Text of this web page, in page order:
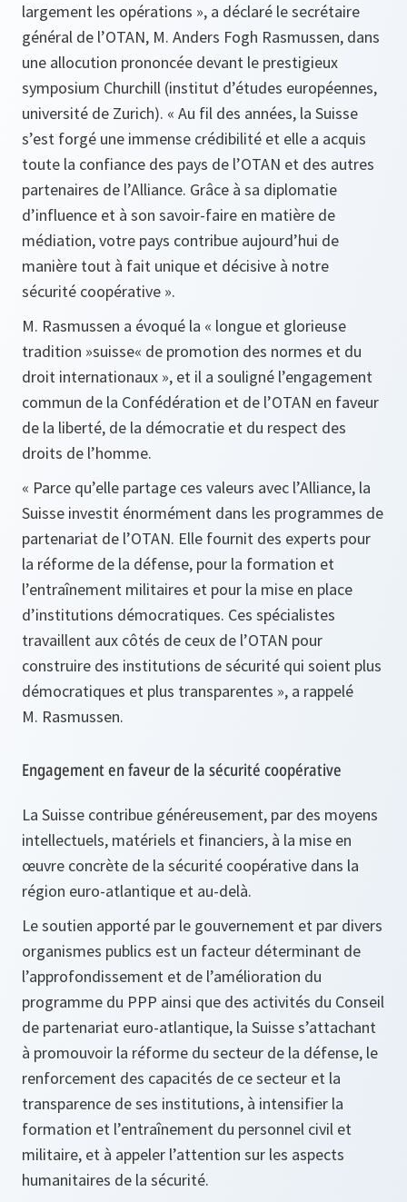
largement les opérations », a déclaré le secrétaire
général de l’OTAN, M. Anders Fogh Rasmussen, dans
une allocution prononcée devant le prestigieux
symposium Churchill (institut d’études européennes,
université de Zurich). « Au fil des années, la Suisse
s’est forgé une immense crédibilité et elle a acquis
toute la confiance des pays de l’OTAN et des autres
partenaires de l’Alliance. Grâce à sa diplomatie
d’influence et à son savoir-faire en matière de
médiation, votre pays contribue aujourd’hui de
manière tout à fait unique et décisive à notre
sécurité coopérative ».
M. Rasmussen a évoqué la « longue et glorieuse
tradition »suisse« de promotion des normes et du
droit internationaux », et il a souligné l’engagement
commun de la Confédération et de l’OTAN en faveur
de la liberté, de la démocratie et du respect des
droits de l’homme.
« Parce qu’elle partage ces valeurs avec l’Alliance, la
Suisse investit énormément dans les programmes de
partenariat de l’OTAN. Elle fournit des experts pour
la réforme de la défense, pour la formation et
l’entraînement militaires et pour la mise en place
d’institutions démocratiques. Ces spécialistes
travaillent aux côtés de ceux de l’OTAN pour
construire des institutions de sécurité qui soient plus
démocratiques et plus transparentes », a rappelé
M. Rasmussen.
Engagement en faveur de la sécurité coopérative
La Suisse contribue généreusement, par des moyens
intellectuels, matériels et financiers, à la mise en
œuvre concrète de la sécurité coopérative dans la
région euro-atlantique et au-delà.
Le soutien apporté par le gouvernement et par divers
organismes publics est un facteur déterminant de
l’approfondissement et de l’amélioration du
programme du PPP ainsi que des activités du Conseil
de partenariat euro-atlantique, la Suisse s’attachant
à promouvoir la réforme du secteur de la défense, le
renforcement des capacités de ce secteur et la
transparence de ses institutions, à intensifier la
formation et l’entraînement du personnel civil et
militaire, et à appeler l’attention sur les aspects
humanitaires de la sécurité.